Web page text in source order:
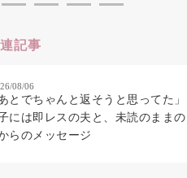
記事
08/06
あとでちゃんと返そうと思ってた」
には即レスの夫と、未読のままの
らのメッセージ